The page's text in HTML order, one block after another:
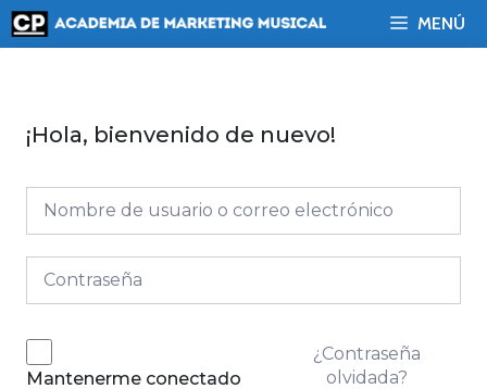
Saltar
al
contenido
MENÚ
¡Hola, bienvenido de nuevo!
Mantenerme conectado
¿Contraseña
olvidada?